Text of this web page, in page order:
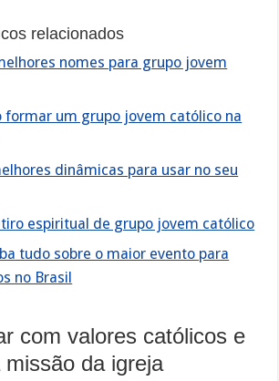
relacionados
nomes para grupo jovem
formar um grupo jovem católico na
dinâmicas para usar no seu
espiritual de grupo jovem católico
tudo sobre o maior evento para
no Brasil
com valores católicos e
da igreja